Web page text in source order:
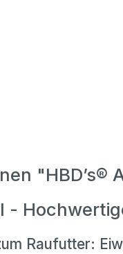
"HBD’s®
-
Raufutter: